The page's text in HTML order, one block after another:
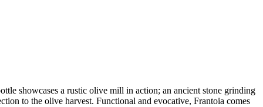
showcases a rustic olive mill in action; an ancient stone grinding
to the olive harvest. Functional and evocative, Frantoia comes